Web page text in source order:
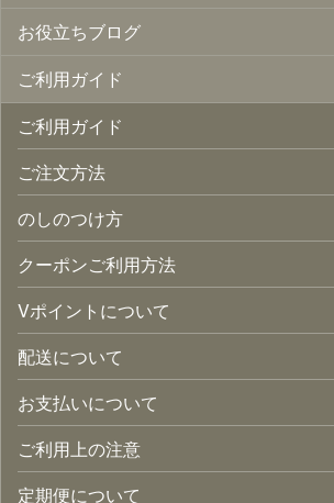
お役立ちブログ
ご利用ガイド
ご利用ガイド
ご注文方法
のしのつけ方
クーポンご利用方法
Vポイントについて
配送について
お支払いについて
ご利用上の注意
定期便について